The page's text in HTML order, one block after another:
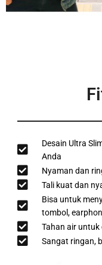
Desain Ultra
Anda
Nyaman dan
Tali kuat dan
Bisa untuk
tombol,
Tahan air untuk
Sangat ringan,